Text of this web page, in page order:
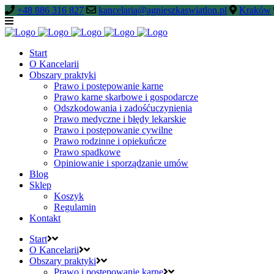
+48 886 316 827 kancelaria@agnieszkaswiatlon.pl Kraków
Start
O Kancelarii
Obszary praktyki
Prawo i postępowanie karne
Prawo karne skarbowe i gospodarcze
Odszkodowania i zadośćuczynienia
Prawo medyczne i błędy lekarskie
Prawo i postępowanie cywilne
Prawo rodzinne i opiekuńcze
Prawo spadkowe
Opiniowanie i sporządzanie umów
Blog
Sklep
Koszyk
Regulamin
Kontakt
Start
O Kancelarii
Obszary praktyki
Prawo i postępowanie karne